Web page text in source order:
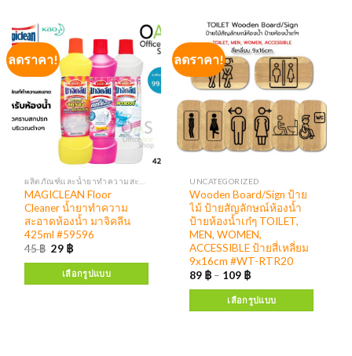
ลดราคา!
MAGICLEAN Floor
Cleaner น้ำยาทำความ
สะอาดห้องน้ำ มาจิคลีน
425ml #59596
45฿ 29 ฿
เลือกรูปแบบ
ลดราคา!
UNCATEGORIZED
Wooden Board/Sign ป้าย
ไม้ ป้ายสัญลักษณ์ห้องน้ำ
ป้ายห้องน้ำเก๋ๆ TOILET,
MEN, WOMEN,
ACCESSIBLE ป้ายสี่เหลี่ยม
9x16cm #WT-RTR20
89 ฿ – 109 ฿
เลือกรูปแบบ